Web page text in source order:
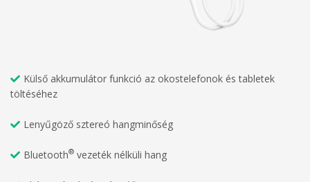
Külső akkumulátor funkció az okostelefonok és tabletek
töltéséhez
Lenyűgöző sztereó hangminőség
Bluetooth® vezeték nélküli hang